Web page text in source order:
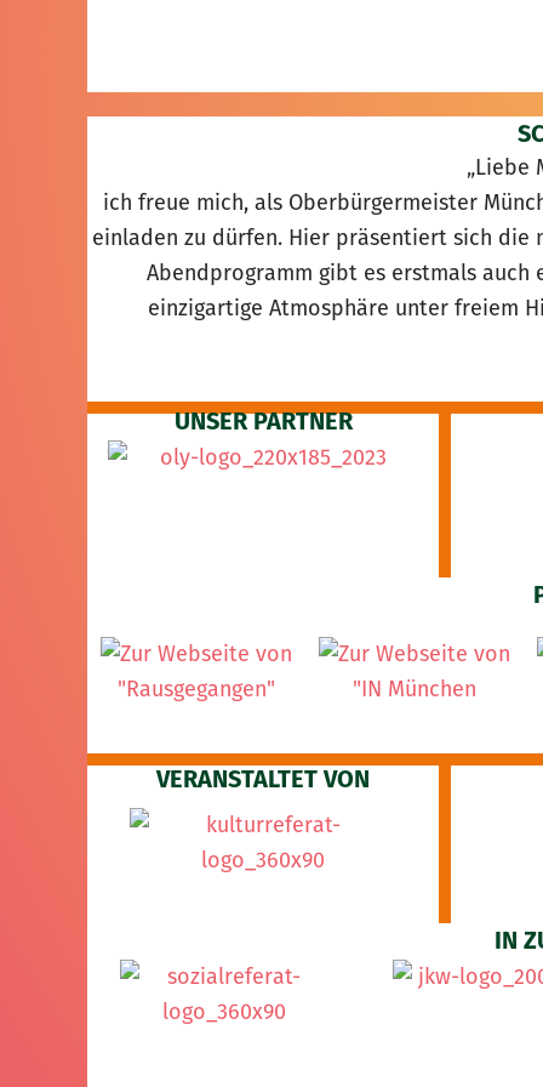
„Liebe
ich freue mich, als Oberbürgermeister
einladen zu dürfen. Hier präsentiert sich die
Abendprogramm gibt es erstmals auch
einzigartige Atmosphäre unter freiem
UNSER PARTNER
VERANSTALTET VON
IN